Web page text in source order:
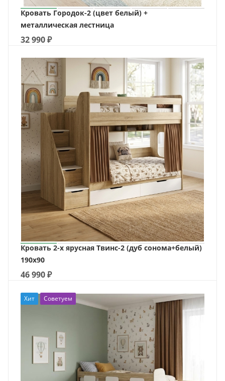
Кровать Городок-2 (цвет белый) +
металлическая лестница
32 990₽
Кровать 2-х ярусная Твинс-2 (дуб сонома+белый)
190х90
46 990₽
Хит Советуем